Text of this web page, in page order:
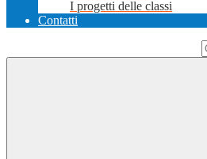
I progetti delle classi
Contatti